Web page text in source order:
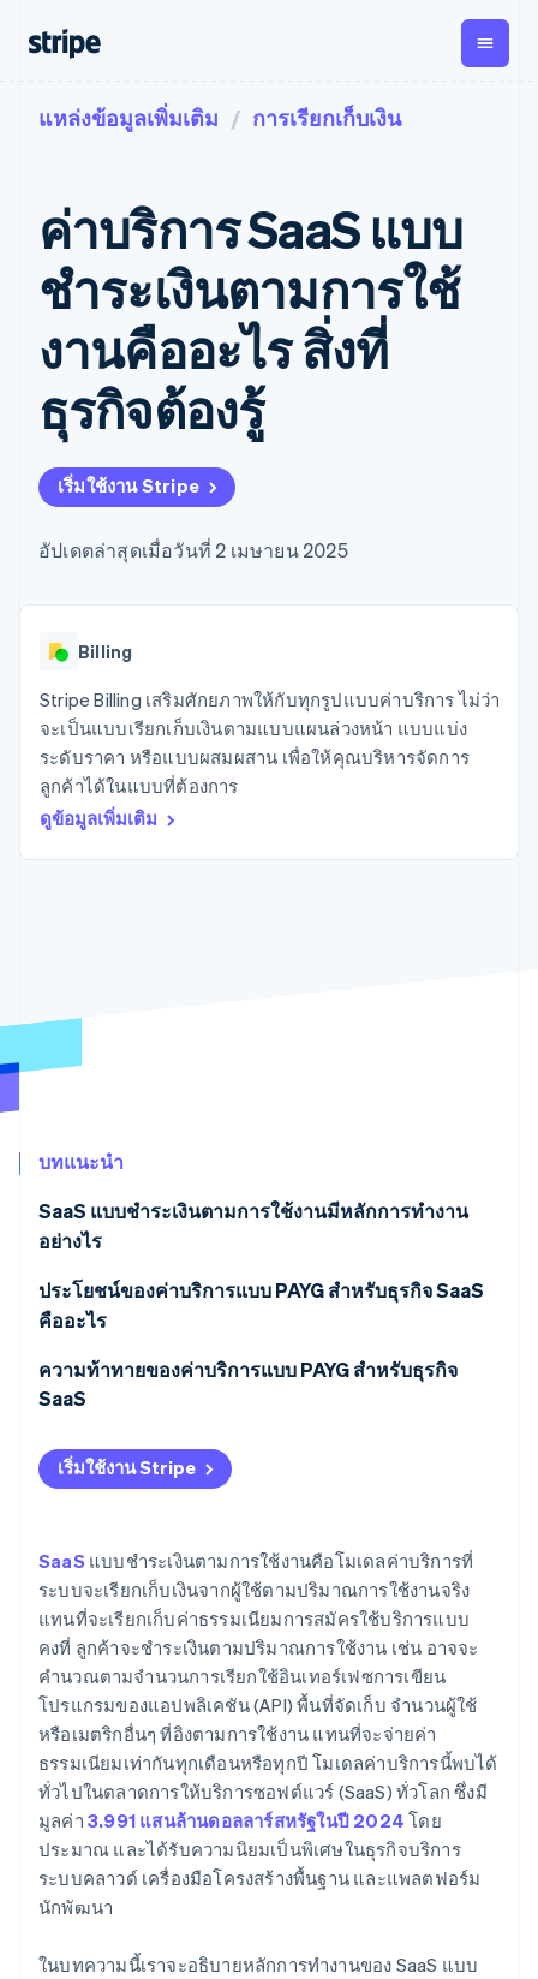
การชำระเงิน
การชำระเงิน
ออนไลน์
Payment links
การชำระเงิน
เขียนโค้ด
Checkout
UI การชำระ
เงินสำเร็จรูป
Elements
องค์ประกอบ UI
วิธีการชำระ
เงิน
มากกว่า 125
Authorization
ยกระดับการ
ชำระเงิน
Link
รวดเร็วขึ้น
รายรับ
รายรับตาม
แบบแผนล่วง
หน้า
Metronome
การเรียกเก็บ
เงินตามการ
ใช้งาน
การชำระเงิน
ตามรอบบิล
การจัดการ
การชำระเงิน
ตามรอบบิล
Invoicing
ตามแบบแผน
ล่วงหน้า
Tax
ขายและ VAT
ทำบัญชี
Sigma
รายงานที่
ออกแบบเอง
Data
Pipeline
การ
Global
Payouts
เบิกจ่าย
ให้กับ
บุคคลที่
สาม
Radar
Atlas
การขจัดคาร์บอน
Stripe Sessions 2026
ดูว่า Stripe กำลังสร้างโครงสร้างพื้นฐานระบบเศรษฐกิจสำหรับ
รับชมเลย
ตามขั้น
ตามกรณีใช้งาน
การค้าแบบใช้เอเจนต์
อีคอมเมิร์ซ
บริการทางการเงินที่ผสาน
รวมในตัว
การทำงานอัตโนมัติด้าน
ธุรกิจทั่วโลก
การชำระเงินในแอป
มาร์เก็ตเพลส
การจัดการเงิน
แพลตฟอร์ม
บริษัท AI
แวดวงครีเอเตอร์
เกม
การบริการ การเดินทาง
สื่อและความบันเทิง
เอกสารประกอบ
ไลบรารีและ SDK
Stripe Apps
คู่มือ
รับการชำระเงินออนไลน์
ติดตั้งใช้งานการชำระเงิน
สำเร็จรูป
สร้างแพลตฟอร์มหรือ
มาร์เก็ตเพลส
จัดการการชำระเงินตาม
รอบบิล
เสนอการเรียกเก็บเงินตาม
การใช้งาน
แหล่งข้อมูล
การเชื่อมต่อการทำงาน
บล็อกของนักพัฒนา
เรียนรู้
คู่มือ
การสนับสนุน
รับการสนับสนุน
แพ็กเกจการสนับสนุนที่ได้
รับการจัดการ
บริการเฉพาะทาง
การติดต่อ
ติดต่อฝ่ายขาย
แหล่งข้อมูลเพิ่มเติม การเรียกเก็บเงิน
ค่าบริการ SaaS แบบ
ชําระเงินตามการใช้
งานคืออะไร สิ่งที่
ธุรกิจต้องรู้
เริ่มใช้งาน Stripe
อัปเดตล่าสุดเมื่อวันที่ 2 เมษายน 2025
Billing
Stripe Billing เสริมศักยภาพให้กับทุกรูปแบบค่าบริการ ไม่ว่า
จะเป็นแบบเรียกเก็บเงินตามแบบแผนล่วงหน้า แบบแบ่ง
ระดับราคา หรือแบบผสมผสาน เพื่อให้คุณบริหารจัดการ
ลูกค้าได้ในแบบที่ต้องการ
ดูข้อมูลเพิ่มเติม
บทแนะนำ
SaaS แบบชำระเงินตามการใช้งานมีหลักการทํางาน
อย่างไร
ประโยชน์ของค่าบริการแบบ PAYG สําหรับธุรกิจ SaaS
คืออะไร
โน้มน้าวลูกค้าได้ง่ายกว่าเดิม
คุณอาจเห็นอัตราการรักษาลูกค้าสูงขึ้นและอัตราการ
ต้นทุนและรายรับยังคงสอดคล้องกัน
นำมาใช้เป็นข้อได้เปรียบทางการแข่งขันได้
สนับสนุนให้มีการปรับปรุงผลิตภัณฑ์อย่างต่อเนื่อง
ความท้าทายของค่าบริการแบบ PAYG สำหรับธุรกิจ
SaaS
คาดการณ์รายรับได้ยากขึ้น
ลูกค้าอาจลำบากใจกับค่าใช้จ่ายที่ไม่คาดคิด
เพิ่มภาระในการติดตามและเรียกเก็บเงิน
อาจยากขึ้นต่อการผูกมัดลูกค้า
ไม่ใช่ลูกค้าทุกคนที่ต้องการค่าบริการแบบ PAYG
เริ่มใช้งาน Stripe
SaaSแบบชําระเงินตามการใช้งานคือโมเดลค่าบริการที่
ระบบจะเรียกเก็บเงินจากผู้ใช้ตามปริมาณการใช้งานจริง
แทนที่จะเรียกเก็บค่าธรรมเนียมการสมัครใช้บริการแบบ
คงที่ ลูกค้าจะชําระเงินตามปริมาณการใช้งาน เช่น อาจจะ
คำนวณตามจำนวนการเรียกใช้อินเทอร์เฟซการเขียน
โปรแกรมของแอปพลิเคชัน (API) พื้นที่จัดเก็บ จํานวนผู้ใช้
หรือเมตริกอื่นๆ ที่อิงตามการใช้งาน แทนที่จะจ่ายค่า
ธรรมเนียมเท่ากันทุกเดือนหรือทุกปี โมเดลค่าบริการนี้พบได้
ทั่วไปในตลาดการให้บริการซอฟต์แวร์ (SaaS) ทั่วโลก ซึ่งมี
มูลค่า 3.991 แสนล้านดอลลาร์สหรัฐในปี 2024 โดย
ประมาณ และได้รับความนิยมเป็นพิเศษในธุรกิจบริการ
ระบบคลาวด์ เครื่องมือโครงสร้างพื้นฐาน และแพลตฟอร์ม
นักพัฒนา
ในบทความนี้เราจะอธิบายหลักการทำงานของ SaaS แบบ